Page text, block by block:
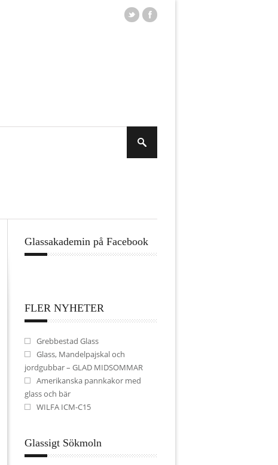
Glassakademin på Facebook
FLER NYHETER
Grebbestad Glass
Glass, Mandelpajskal och
jordgubbar – GLAD MIDSOMMAR
Amerikanska pannkakor med
glass och bär
WILFA ICM-C15
Glassigt Sökmoln